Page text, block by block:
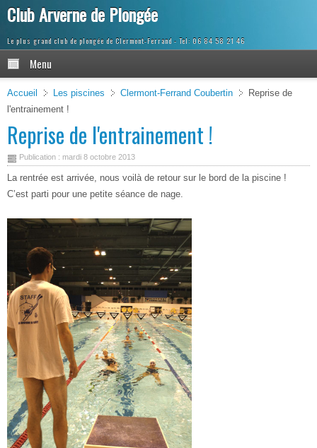
Club Arverne de Plongée
Le plus grand club de plongée de Clermont-Ferrand
Menu
Accueil Les piscines Clermont-Ferrand Coubertin
Reprise de
l'entrainement !
Reprise de l'entrainement !
Publication : mardi 8 octobre 2013
La rentrée est arrivée, nous voilà de retour sur le bord de la piscine !
C’est parti pour une petite séance de nage.